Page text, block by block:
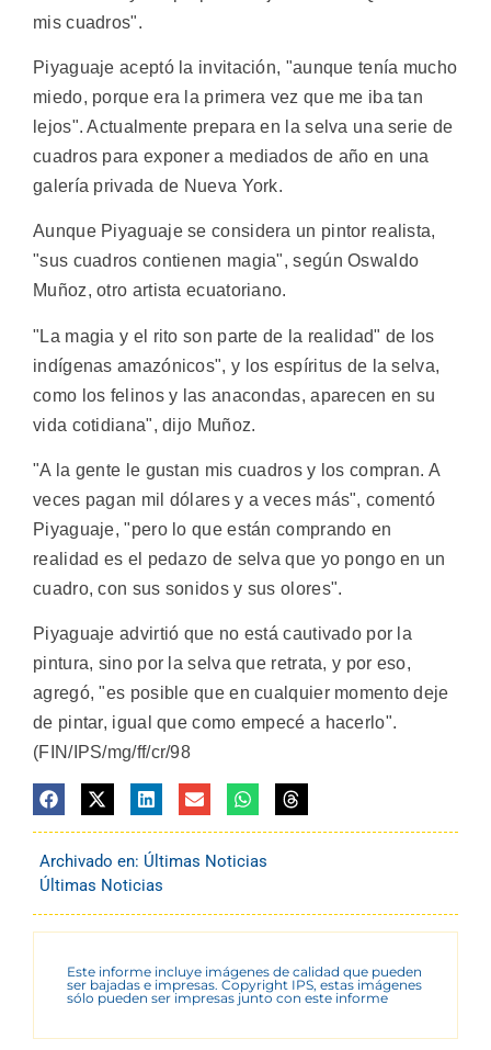
mis cuadros".
Piyaguaje aceptó la invitación, "aunque tenía mucho
miedo, porque era la primera vez que me iba tan
lejos". Actualmente prepara en la selva una serie de
cuadros para exponer a mediados de año en una
galería privada de Nueva York.
Aunque Piyaguaje se considera un pintor realista,
"sus cuadros contienen magia", según Oswaldo
Muñoz, otro artista ecuatoriano.
"La magia y el rito son parte de la realidad" de los
indígenas amazónicos", y los espíritus de la selva,
como los felinos y las anacondas, aparecen en su
vida cotidiana", dijo Muñoz.
"A la gente le gustan mis cuadros y los compran. A
veces pagan mil dólares y a veces más", comentó
Piyaguaje, "pero lo que están comprando en
realidad es el pedazo de selva que yo pongo en un
cuadro, con sus sonidos y sus olores".
Piyaguaje advirtió que no está cautivado por la
pintura, sino por la selva que retrata, y por eso,
agregó, "es posible que en cualquier momento deje
de pintar, igual que como empecé a hacerlo".
(FIN/IPS/mg/ff/cr/98
Archivado en: Últimas Noticias
Últimas Noticias
Este informe incluye imágenes de calidad que pueden
ser bajadas e impresas. Copyright IPS, estas imágenes
sólo pueden ser impresas junto con este informe